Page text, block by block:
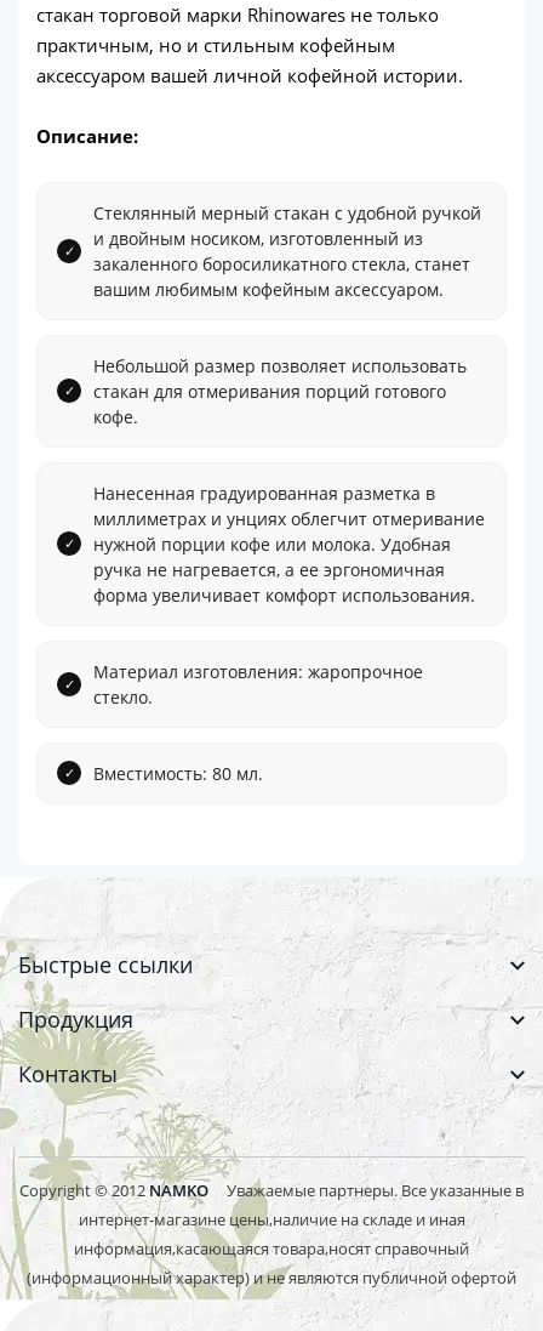
стакан торговой марки Rhinowares не только
практичным, но и стильным кофейным
аксессуаром вашей личной кофейной истории.
Описание:
Стеклянный мерный стакан с удобной ручкой
и двойным носиком, изготовленный из
закаленного боросиликатного стекла, станет
вашим любимым кофейным аксессуаром.
Небольшой размер позволяет использовать
стакан для отмеривания порций готового
кофе.
Нанесенная градуированная разметка в
миллиметрах и унциях облегчит отмеривание
нужной порции кофе или молока. Удобная
ручка не нагревается, а ее эргономичная
форма увеличивает комфорт использования.
Материал изготовления: жаропрочное
стекло.
Вместимость: 80 мл.
Быстрые ссылки
Продукция
Контакты
Copyright © 2012 NAMKO Уважаемые партнеры. Все указанные в
интернет-магазине цены,наличие на складе и иная
информация,касающаяся товара,носят справочный
(информационный характер) и не являются публичной офертой